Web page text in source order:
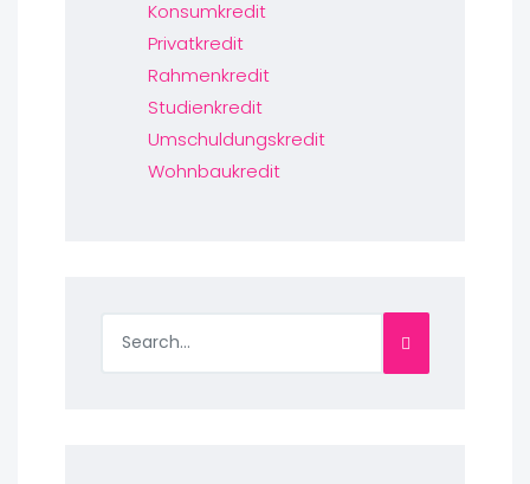
Konsumkredit
Privatkredit
Rahmenkredit
Studienkredit
Umschuldungskredit
Wohnbaukredit